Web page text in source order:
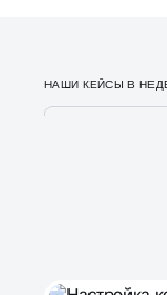
НАШИ КЕЙСЫ В